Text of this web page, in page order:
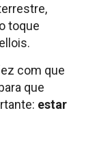
toque
com que
que
estar